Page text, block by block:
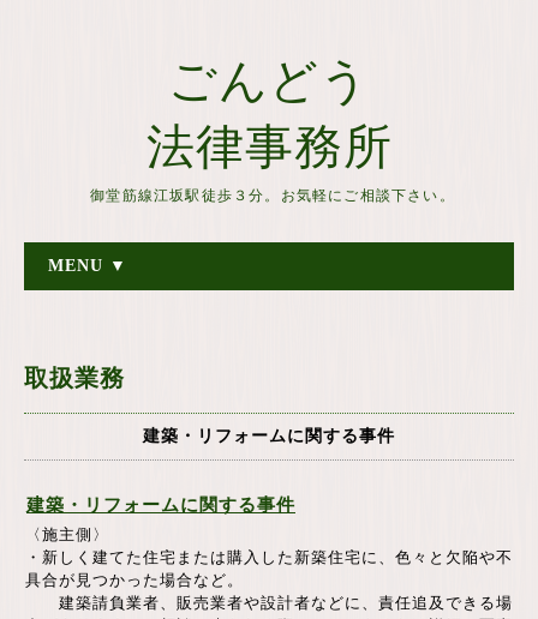
ごんどう
法律事務所
御堂筋線江坂駅徒歩３分。お気軽にご相談下さい。
MENU ▼
取扱業務
建築・リフォームに関する事件
建築・リフォームに関する事件
〈施主側〉
・新しく建てた住宅または購入した新築住宅に、色々と欠陥や不
具合が見つかった場合など。
建築請負業者、販売業者や設計者などに、責任追及できる場